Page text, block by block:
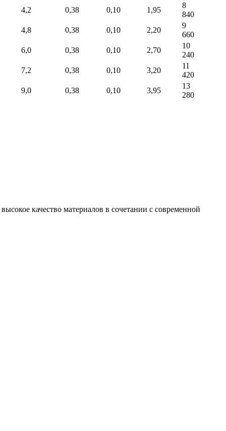
4,2
0,38 0,10 1,95
8
840
4,8
0,38 0,10 2,20
9
660
6,0
0,38 0,10 2,70
10
240
7,2
0,38 0,10 3,20
11
420
9,0
0,38 0,10 3,95
13
280
качество материалов в сочетании с современной